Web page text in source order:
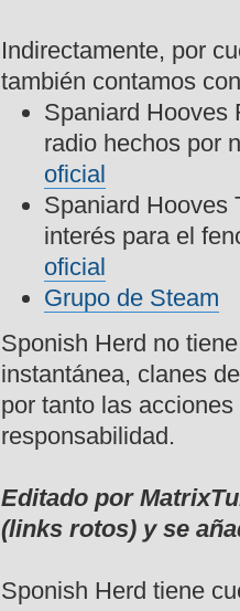
Indirectamente, por
también contamos
Spaniard Hooves
radio hechos por
oficial
Spaniard Hooves
interés para el
oficial
Grupo de Steam
Sponish Herd no
instantánea, clanes
por tanto las
responsabilidad.
Editado por
(links rotos) y se
Sponish Herd tiene